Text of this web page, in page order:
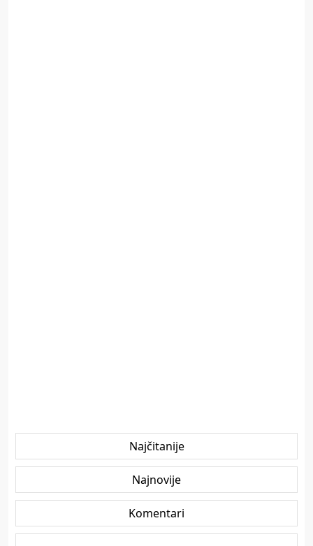
Najčitanije
Najnovije
Komentari